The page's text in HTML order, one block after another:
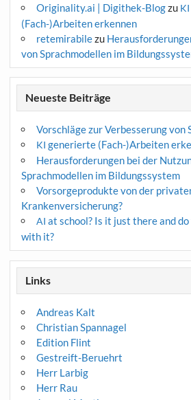
Originality.ai | Digithek-Blogzu KI
(Fach-)Arbeiten erkennen
retemirabilezu
von Sprachmodellen im
Neueste Beiträge
Vorschläge zur Verbesserung von
KI generierte (Fach-)Arbeiten
Herausforderungen bei der
Sprachmodellen im Bildungssystem
Vorsorgeprodukte von der
Krankenversicherung?
AI at school? Is it just there and
with it?
Links
Andreas Kalt
Christian Spannagel
Edition Flint
Gestreift-Beruehrt
Herr Larbig
Herr Rau